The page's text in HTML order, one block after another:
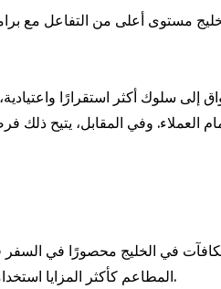
مستوى أعلى من التفاعل مع
سلوك أكثر استقرارًا
العملاء. وفي المقابل، يتيح ذلك
في الخليج محصورًا في
المطاعم كأكثر المزايا استخدامًا، حيث استفاد منها نحو نصف المشاركين خلال العام الماضي.